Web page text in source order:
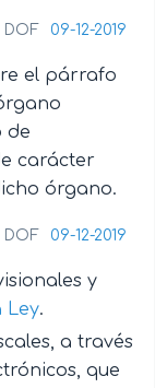
09-12-2019
el párrafo
de
carácter
órgano.
09-12-2019
y
Ley.
a través
que